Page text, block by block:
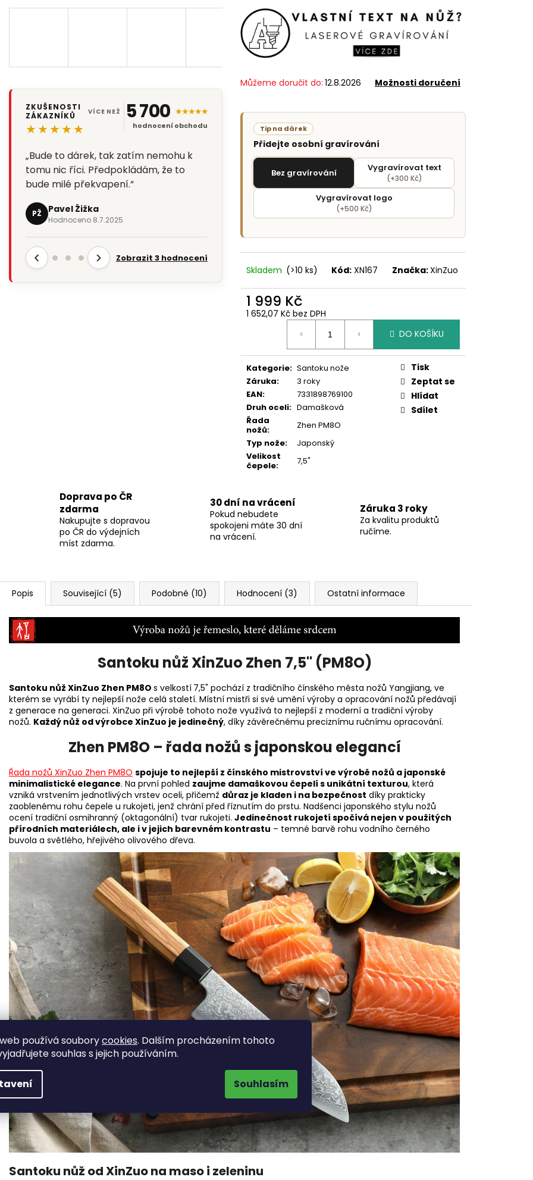
používá souborycookies. Dalším procházením tohoto
souhlas s jejich používáním.
Souhlasím
Můžeme doručit do: 12.8.2026 Možnosti doručení
Tip na dárek
Přidejte osobní gravírování
Bez gravírování Vygravírovat text
(+300 Kč)
Vygravírovat logo
(+500 Kč)
Skladem (>10 ks) Kód: XN167 Značka:XinZuo
1 999 Kč
1 652,07 Kč bez DPH
DO KOŠÍKU
Kategorie: Santoku nože
Záruka:
3 roky
EAN:
7331898769100
Druh oceli: Damašková
Řada
nožů:
Zhen PM8O
Typ nože:
Japonský
Velikost
čepele: 7,5"
Tisk
Zeptat se
Hlídat
Sdílet
ZKUŠENOSTI
ZÁKAZNÍKŮ
★★★★★
„Bude to dárek, tak zatím nemohu k
tomu nic říci. Předpokládám, že to
bude milé překvapení.“
PŽ Pavel Žižka
Hodnoceno 8.7.2025
VÍCE NEŽ 5 700 ★★★★★
hodnocení obchodu
‹ › Zobrazit 3 hodnocení
Doprava po ČR
zdarma
Nakupujte s dopravou
po ČR do výdejních
míst zdarma.
30 dní na vrácení
Pokud nebudete
spokojeni máte 30 dní
na vrácení.
Záruka 3 roky
Za kvalitu produktů
ručíme.
Popis Související (5) Podobné (10) Hodnocení (3) Ostatní informace
Santoku nůž XinZuo Zhen 7,5" (PM8O)
Santoku nůž XinZuo Zhen PM8O s velkostí 7,5" pochází z tradičního čínského města nožů Yangjiang, ve
kterém se vyrábí ty nejlepší nože celá staletí. Místní mistři si své umění výroby a opracování nožů předávají
z generace na generaci. XinZuo při výrobě tohoto nože využívá to nejlepší z moderní a tradiční výroby
nožů. Každý nůž od výrobce XinZuo je jedinečný, díky závěrečnému preciznímu ručnímu opracování.
Zhen PM8O – řada nožů s japonskou elegancí
Řada nožů XinZuo Zhen PM8O spojuje to nejlepší z čínského mistrovství ve výrobě nožů a japonské
minimalistické elegance. Na první pohled zaujme damaškovou čepelí s unikátní texturou, která
vzniká vrstvením jednotlivých vrstev oceli, přičemž důraz je kladen i na bezpečnost díky prakticky
zaoblenému rohu čepele u rukojeti, jenž chrání před říznutím do prstu. Nadšenci japonského stylu nožů
ocení tradiční osmihranný (oktagonální) tvar rukojeti. Jedinečnost rukojetí spočívá nejen v použitých
přírodních materiálech, ale i v jejich barevném kontrastu – temné barvě rohu vodního černého
buvola a světlého, hřejivého olivového dřeva.
Santoku nůž od XinZuo na maso i zeleninu